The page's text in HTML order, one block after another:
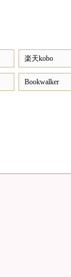
楽天kobo
Bookwalker